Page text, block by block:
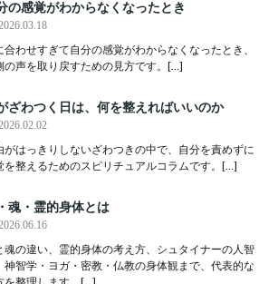
の感覚がわからなくなったとき
合わせすぎて自分の感覚がわからなくなったとき、
の声を取り戻すための見方です。[…]
ざわつく日は、何を整えればいいのか
がはっきりしないざわつきの中で、自分を責めずに
を整えるためのスピリチュアルコラムです。[…]
魂・霊的身体とは
魂の違い、霊的身体の考え方、シュタイナーの人智
神智学・ヨガ・密教・仏教の身体観まで、代表的な